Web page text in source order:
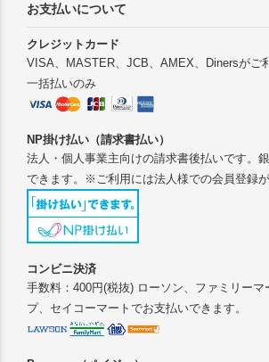
お支払いについて
クレジットカード
VISA、MASTER、JCB、AMEX、Dinersがご
一括払いのみ
NP掛け払い（請求書払い）
法人・個人事業主向けの請求書後払いです。
できます。※ご利用には法人様での会員登録
コンビニ決済
手数料：400円(税抜) ローソン、ファミリーマ
プ、セイコーマートでお支払いできます。